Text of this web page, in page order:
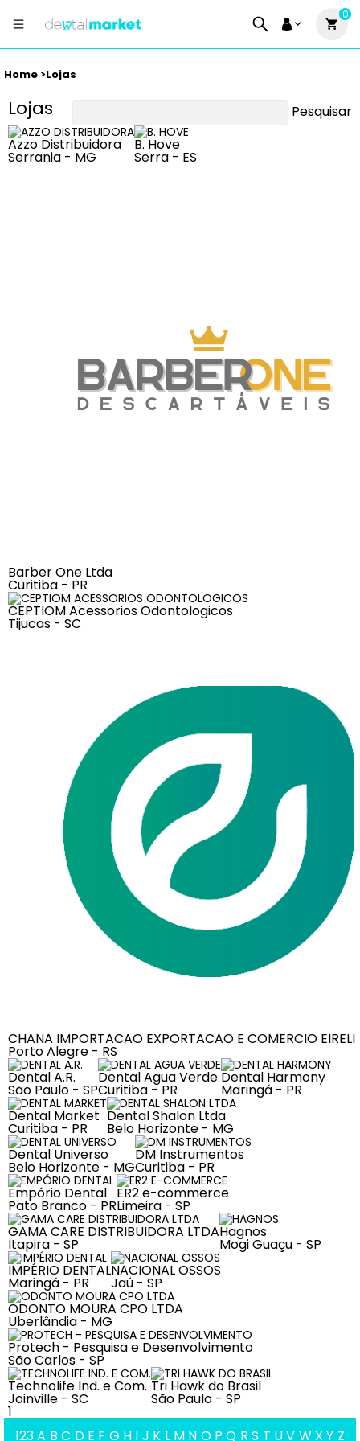
0
Home >Lojas
Lojas
Pesquisar
Azzo Distribuidora
Serrania - MG
B. Hove
Serra - ES
Barber One Ltda
Curitiba - PR
CEPTIOM Acessorios Odontologicos
Tijucas - SC
CHANA IMPORTACAO EXPORTACAO E COMERCIO EIRELI
Porto Alegre - RS
Dental A.R.
São Paulo - SP
Dental Agua Verde
Curitiba - PR
Dental Harmony
Maringá - PR
Dental Market
Curitiba - PR
Dental Shalon Ltda
Belo Horizonte - MG
Dental Universo
Belo Horizonte - MG
DM Instrumentos
Curitiba - PR
Empório Dental
Pato Branco - PR
ER2 e-commerce
Limeira - SP
GAMA CARE DISTRIBUIDORA LTDA
Itapira - SP
Hagnos
Mogi Guaçu - SP
IMPÉRIO DENTAL
Maringá - PR
NACIONAL OSSOS
Jaú - SP
ODONTO MOURA CPO LTDA
Uberlândia - MG
Protech - Pesquisa e Desenvolvimento
São Carlos - SP
Technolife Ind. e Com.
Joinville - SC
Tri Hawk do Brasil
São Paulo - SP
1
123A B C D E F G H I J K L M N O P Q R S T UV W X Y Z